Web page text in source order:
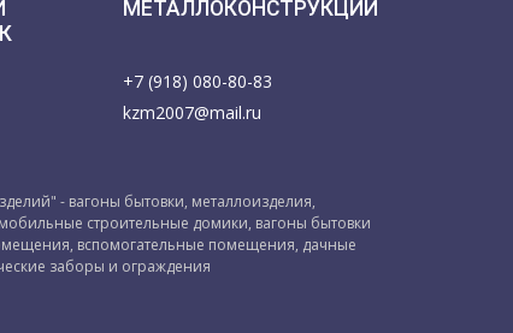
МЕТАЛЛОКОНСТРУКЦИЙ
+7 (918) 080-80-83
kzm2007@mail.ru
- вагоны бытовки, металлоизделия,
строительные домики, вагоны бытовки
вспомогательные помещения, дачные
заборы и ограждения